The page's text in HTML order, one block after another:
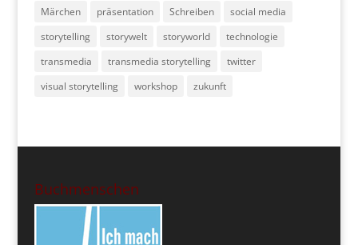
Märchen
präsentation Schreiben
social media
storytelling
storywelt storyworld
technologie
transmedia
transmedia storytelling
twitter
visual storytelling
workshop zukunft
Buchmenschen